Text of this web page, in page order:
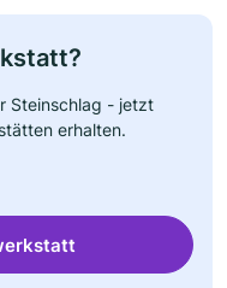
Steinschlag - jetzt
erhalten.